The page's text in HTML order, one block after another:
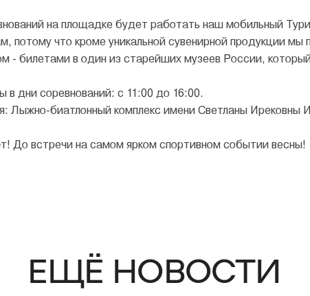
на площадке будет работать наш мобильный
потому что кроме уникальной сувенирной продукции
- билетами в один из старейших музеев России,
в дни соревнований: с 11:00 до 16:00.
Лыжно-биатлонный комплекс имени Светланы Ирековны
До встречи на самом ярком спортивном событии весны!
ЕЩЁ НОВОСТИ